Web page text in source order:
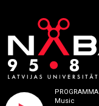
PROGRAMMA
Music